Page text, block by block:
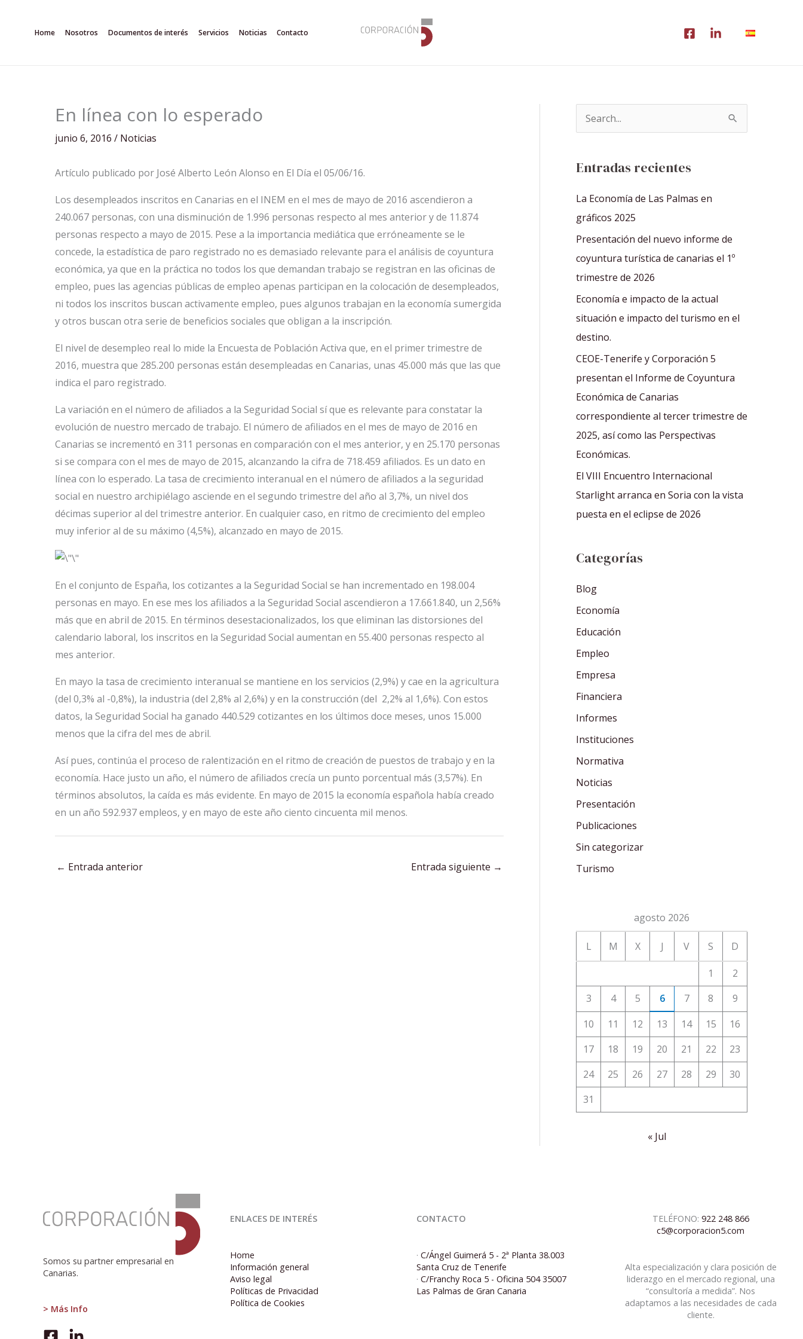
Home Nosotros Documentos de interés Servicios Noticias Contacto
En línea con lo esperado
junio 6, 2016 / Noticias
Artículo publicado por José Alberto León Alonso en El Día el 05/06/16.
Los desempleados inscritos en Canarias en el INEM en el mes de mayo de 2016 ascendieron a
240.067 personas, con una disminución de 1.996 personas respecto al mes anterior y de 11.874
personas respecto a mayo de 2015. Pese a la importancia mediática que erróneamente se le
concede, la estadística de paro registrado no es demasiado relevante para el análisis de coyuntura
económica, ya que en la práctica no todos los que demandan trabajo se registran en las oficinas de
empleo, pues las agencias públicas de empleo apenas participan en la colocación de desempleados,
ni todos los inscritos buscan activamente empleo, pues algunos trabajan en la economía sumergida
y otros buscan otra serie de beneficios sociales que obligan a la inscripción.
El nivel de desempleo real lo mide la Encuesta de Población Activa que, en el primer trimestre de
2016, muestra que 285.200 personas están desempleadas en Canarias, unas 45.000 más que las que
indica el paro registrado.
La variación en el número de afiliados a la Seguridad Social sí que es relevante para constatar la
evolución de nuestro mercado de trabajo. El número de afiliados en el mes de mayo de 2016 en
Canarias se incrementó en 311 personas en comparación con el mes anterior, y en 25.170 personas
si se compara con el mes de mayo de 2015, alcanzando la cifra de 718.459 afiliados. Es un dato en
línea con lo esperado. La tasa de crecimiento interanual en el número de afiliados a la seguridad
social en nuestro archipiélago asciende en el segundo trimestre del año al 3,7%, un nivel dos
décimas superior al del trimestre anterior. En cualquier caso, en ritmo de crecimiento del empleo
muy inferior al de su máximo (4,5%), alcanzado en mayo de 2015.
En el conjunto de España, los cotizantes a la Seguridad Social se han incrementado en 198.004
personas en mayo. En ese mes los afiliados a la Seguridad Social ascendieron a 17.661.840, un 2,56%
más que en abril de 2015. En términos desestacionalizados, los que eliminan las distorsiones del
calendario laboral, los inscritos en la Seguridad Social aumentan en 55.400 personas respecto al
mes anterior.
En mayo la tasa de crecimiento interanual se mantiene en los servicios (2,9%) y cae en la agricultura
(del 0,3% al -0,8%), la industria (del 2,8% al 2,6%) y en la construcción (del 2,2% al 1,6%). Con estos
datos, la Seguridad Social ha ganado 440.529 cotizantes en los últimos doce meses, unos 15.000
menos que la cifra del mes de abril.
Así pues, continúa el proceso de ralentización en el ritmo de creación de puestos de trabajo y en la
economía. Hace justo un año, el número de afiliados crecía un punto porcentual más (3,57%). En
términos absolutos, la caída es más evidente. En mayo de 2015 la economía española había creado
en un año 592.937 empleos, y en mayo de este año ciento cincuenta mil menos.
← Entrada anterior Entrada siguiente →
a
r
p
o
r
:
Entradas recientes
La Economía de Las Palmas en
gráficos 2025
Presentación del nuevo informe de
coyuntura turística de canarias el 1º
trimestre de 2026
Economía e impacto de la actual
situación e impacto del turismo en el
destino.
CEOE-Tenerife y Corporación 5
presentan el Informe de Coyuntura
Económica de Canarias
correspondiente al tercer trimestre de
2025, así como las Perspectivas
Económicas.
El VIII Encuentro Internacional
Starlight arranca en Soria con la vista
puesta en el eclipse de 2026
Categorías
Blog
Economía
Educación
Empleo
Empresa
Financiera
Informes
Instituciones
Normativa
Noticias
Presentación
Publicaciones
Sin categorizar
Turismo
agosto 2026
L M X J V S D
1
2
3
4 5 6 7 8
9
10
11 12 13 14 15
16
17
18 19 20 21 22
23
24
25 26 27 28 29
30
31
« Jul
Somos su partner empresarial en
Canarias.
> Más Info
En
línea
esperado
ENLACES DE INTERÉS
Home
Información general
Aviso legal
Políticas de Privacidad
Política de Cookies
CONTACTO
· C/Ángel Guimerá 5 - 2ª Planta 38.003
Santa Cruz de Tenerife
· C/Franchy Roca 5 - Oficina 504 35007
Las Palmas de Gran Canaria
TELÉFONO: 922 248 866
c5@corporacion5.com
Alta especialización y clara posición de
liderazgo en el mercado regional, una
“consultoría a medida”. Nos
adaptamos a las necesidades de cada
cliente.